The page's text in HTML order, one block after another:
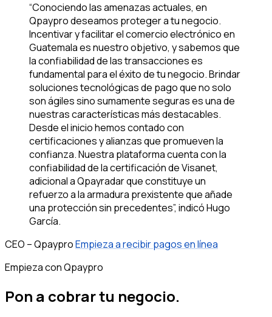
“Conociendo las amenazas actuales, en
Qpaypro deseamos proteger a tu negocio.
Incentivar y facilitar el comercio electrónico en
Guatemala es nuestro objetivo, y sabemos que
la confiabilidad de las transacciones es
fundamental para el éxito de tu negocio. Brindar
soluciones tecnológicas de pago que no solo
son ágiles sino sumamente seguras es una de
nuestras características más destacables.
Desde el inicio hemos contado con
certificaciones y alianzas que promueven la
confianza. Nuestra plataforma cuenta con la
confiabilidad de la certificación de Visanet,
adicional a Qpayradar que constituye un
refuerzo a la armadura prexistente que añade
una protección sin precedentes”, indicó Hugo
García.
CEO – QpayproEmpieza a recibir pagos en línea
Empieza con Qpaypro
Pon a cobrar tu negocio.